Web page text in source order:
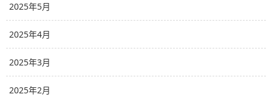
2025年5月
2025年4月
2025年3月
2025年2月